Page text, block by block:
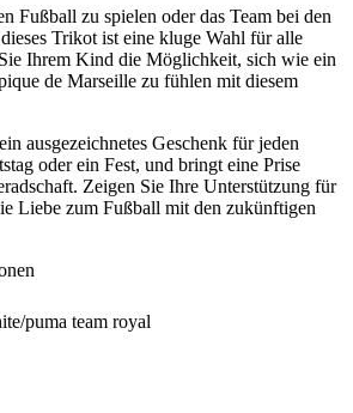
Fußball zu spielen oder das Team bei den
Trikot ist eine kluge Wahl für alle
Ihrem Kind die Möglichkeit, sich wie ein
de Marseille zu fühlen mit diesem
ausgezeichnetes Geschenk für jeden
oder ein Fest, und bringt eine Prise
Zeigen Sie Ihre Unterstützung für
Liebe zum Fußball mit den zukünftigen
puma team royal